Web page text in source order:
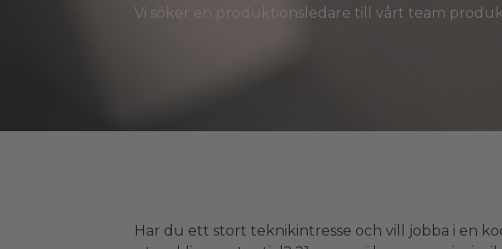
Vi söker en produktionsledare till vårt team
Har du ett stort teknikintresse och vill jobba i en